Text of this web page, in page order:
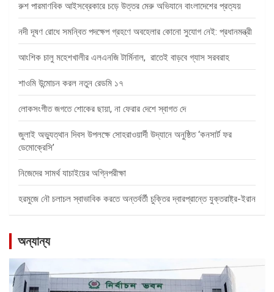
রুশ পারমাণবিক আইসব্রেকারে চড়ে উত্তর মেরু অভিযানে বাংলাদেশের প্রত্যয়
নদী দূষণ রোধে সমন্বিত পদক্ষেপ গ্রহণে অবহেলার কোনো সুযোগ নেই: প্রধানমন্ত্রী
আংশিক চালু মহেশখালীর এলএনজি টার্মিনাল, রাতেই বাড়বে গ্যাস সরবরাহ
শাওমি উন্মোচন করল নতুন রেডমি ১৭
লোকসংগীত জগতে শোকের ছায়া, না ফেরার দেশে স্বাগত দে
জুলাই অভ্যুত্থান দিবস উপলক্ষে সোহরাওয়ার্দী উদ্যানে অনুষ্ঠিত ‘কনসার্ট ফর
ডেমোক্রেসি’
নিজেদের সামর্থ যাচাইয়ের অগ্নিপরীক্ষা
হরমুজে নৌ চলাচল স্বাভাবিক করতে অন্তর্বর্তী চুক্তির দ্বারপ্রান্তে যুক্তরাষ্ট্র-ইরান
অন্যান্য